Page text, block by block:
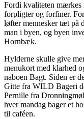
Fordi kvaliteten mærkes
forpligter og forfiner.
løfter mennesker tæt på
man i byen, og byen
Hornbæk.
Hylderne skulle give
menukort med klarhed
naboen Bagt. Siden er
Gitte fra WILD Bageri
Pernille fra
hver mandag bager et
til caféen.